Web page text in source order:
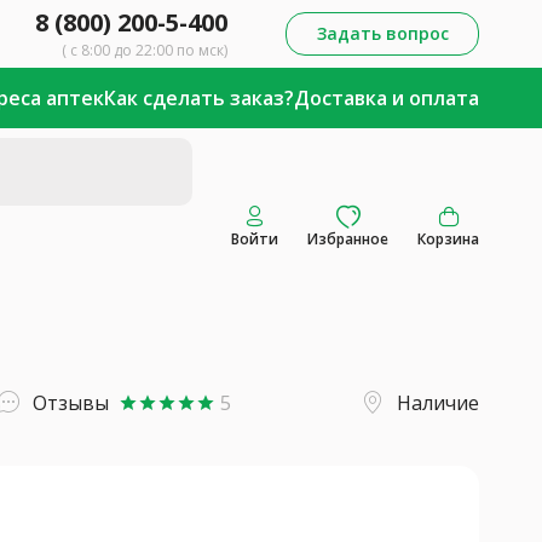
8 (800) 200-5-400
( с 8:00 до 22:00 по мск)
Задать вопрос
аптекКак сделать заказ?Доставка и оплата
Войти Избранное Корзина
Отзывы starstarstarstarstar 5 Наличие